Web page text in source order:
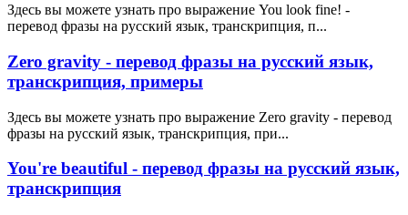
Здесь вы можете узнать про выражение You look fine! -
перевод фразы на русский язык, транскрипция, п...
Zero gravity - перевод фразы на русский язык,
транскрипция, примеры
Здесь вы можете узнать про выражение Zero gravity - перевод
фразы на русский язык, транскрипция, при...
You're beautiful - перевод фразы на русский язык,
транскрипция